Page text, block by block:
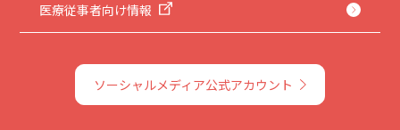
医療従事者向け情報
ソーシャルメディア公式アカウント